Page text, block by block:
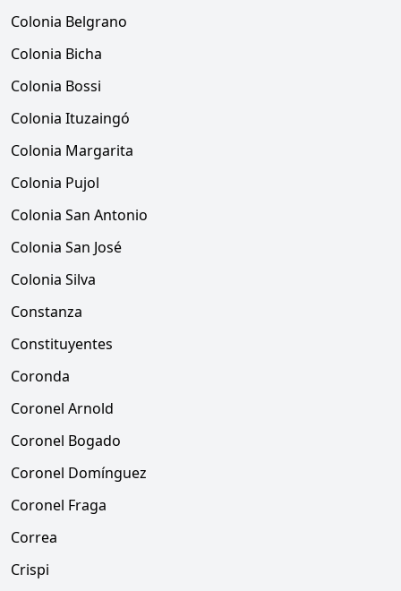
Colonia Belgrano
Colonia Bicha
Colonia Bossi
Colonia Ituzaingó
Colonia Margarita
Colonia Pujol
Colonia San Antonio
Colonia San José
Colonia Silva
Constanza
Constituyentes
Coronda
Coronel Arnold
Coronel Bogado
Coronel Domínguez
Coronel Fraga
Correa
Crispi